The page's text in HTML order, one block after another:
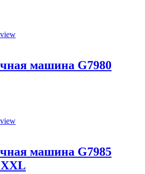
машина G7980
машина G7985